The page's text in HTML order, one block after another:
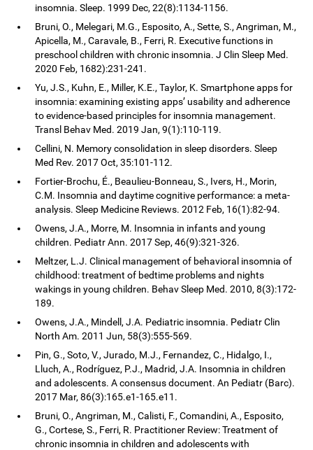
insomnia. Sleep. 1999 Dec, 22(8):1134-1156.
Bruni, O., Melegari, M.G., Esposito, A., Sette, S., Angriman, M.,
Apicella, M., Caravale, B., Ferri, R. Executive functions in
preschool children with chronic insomnia. J Clin Sleep Med.
2020 Feb, 1682):231-241.
Yu, J.S., Kuhn, E., Miller, K.E., Taylor, K. Smartphone apps for
insomnia: examining existing apps’ usability and adherence
to evidence-based principles for insomnia management.
Transl Behav Med. 2019 Jan, 9(1):110-119.
Cellini, N. Memory consolidation in sleep disorders. Sleep
Med Rev. 2017 Oct, 35:101-112.
Fortier-Brochu, É., Beaulieu-Bonneau, S., Ivers, H., Morin,
C.M. Insomnia and daytime cognitive performance: a meta-
analysis. Sleep Medicine Reviews. 2012 Feb, 16(1):82-94.
Owens, J.A., Morre, M. Insomnia in infants and young
children. Pediatr Ann. 2017 Sep, 46(9):321-326.
Meltzer, L.J. Clinical management of behavioral insomnia of
childhood: treatment of bedtime problems and nights
wakings in young children. Behav Sleep Med. 2010, 8(3):172-
189.
Owens, J.A., Mindell, J.A. Pediatric insomnia. Pediatr Clin
North Am. 2011 Jun, 58(3):555-569.
Pin, G., Soto, V., Jurado, M.J., Fernandez, C., Hidalgo, I.,
Lluch, A., Rodríguez, P.J., Madrid, J.A. Insomnia in children
and adolescents. A consensus document. An Pediatr (Barc).
2017 Mar, 86(3):165.e1-165.e11.
Bruni, O., Angriman, M., Calisti, F., Comandini, A., Esposito,
G., Cortese, S., Ferri, R. Practitioner Review: Treatment of
chronic insomnia in children and adolescents with